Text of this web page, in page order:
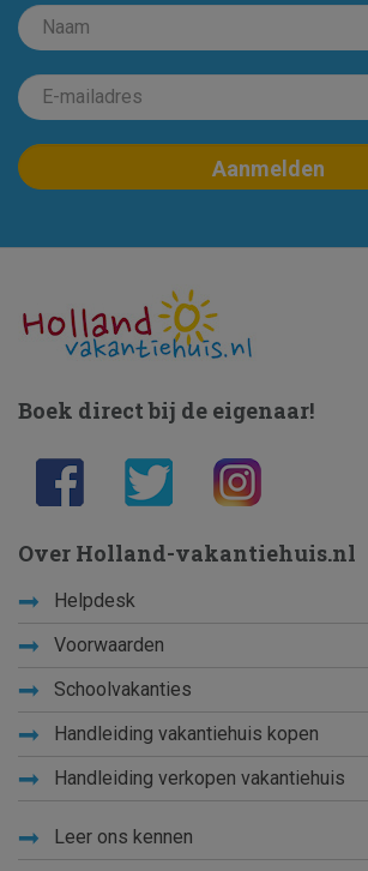
Boek direct bij de eigenaar!
Over Holland-vakantiehuis.nl
Helpdesk
Voorwaarden
Schoolvakanties
Handleiding vakantiehuis kopen
Handleiding verkopen vakantiehuis
Leer ons kennen